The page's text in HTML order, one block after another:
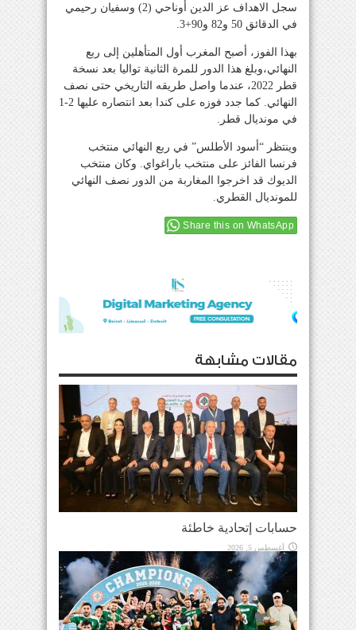
سجل الاهداف عز الدين أوناحي (2) وسفيان رحيمي
في الدقائق 50 و82 و90+3.
بهذا الفوز، أصبح المغرب أول المتأهلين إلى ربع
النهائي،وبلغ هذا الدور للمرة الثانية تواليا بعد نسخة
قطر 2022، عندما واصل طريقه التاريخي حتى نصف
النهائي. كما جدد فوزه على كندا بعد انتصاره عليها 2-1
في مونديال قطر.
وينتظر “أسود الأطلس” في ربع النهائي منتخب
فرنسا الفائز على منتخب باراغواي. وكان منتخب
الديوك قد اخرجوا المغاربة من الدور نصف النهائي
للمونديال القطري.
Share this on WhatsApp
مقالات مشابهة
حسابات إتحادية خاطئة
أغسطس 5, 2026